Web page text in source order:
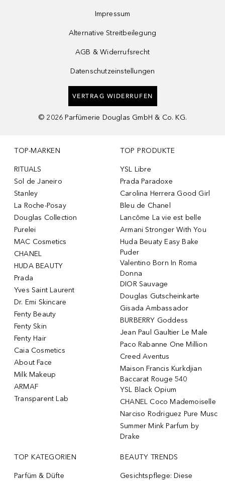
Impressum
Alternative Streitbeilegung
AGB & Widerrufsrecht
Datenschutzeinstellungen
VERTRAG WIDERRUFEN
© 2026 Parfümerie Douglas GmbH & Co. KG.
TOP-MARKEN
RITUALS
Sol de Janeiro
Stanley
La Roche-Posay
Douglas Collection
Purelei
MAC Cosmetics
CHANEL
HUDA BEAUTY
Prada
Yves Saint Laurent
Dr. Emi Skincare
Fenty Beauty
Fenty Skin
Fenty Hair
Caia Cosmetics
About Face
Milk Makeup
ARMAF
Transparent Lab
TOP PRODUKTE
YSL Libre
Prada Paradoxe
Carolina Herrera Good Girl
Bleu de Chanel
Lancôme La vie est belle
Armani Stronger With You
Huda Beuaty Easy Bake
Puder
Valentino Born In Roma
Donna
DIOR Sauvage
Douglas Gutscheinkarte
Gisada Ambassador
BURBERRY Goddess
Jean Paul Gaultier Le Male
Paco Rabanne One Million
Creed Aventus
Maison Francis Kurkdjian
Baccarat Rouge 540
YSL Black Opium
CHANEL Coco Mademoiselle
Narciso Rodriguez Pure Musc
Summer Mink Parfum by
Drake
TOP KATEGORIEN
Parfüm & Düfte
BEAUTY TRENDS
Gesichtspflege: Diese